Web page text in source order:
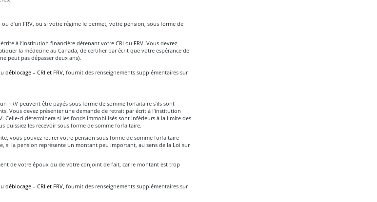
d’un FRV, ou si votre régime le permet, votre pension, sous forme de
à l’institution financière détenant votre CRI ou FRV. Vous devrez
la médecine au Canada, de certifier par écrit que votre espérance de
peut pas dépasser deux ans).
déblocage – CRI et FRV, fournit des renseignements supplémentaires sur
FRV peuvent être payés sous forme de somme forfaitaire s’ils sont
Vous devez présenter une demande de retrait par écrit à l’institution
Celle‑ci déterminera si les fonds immobilisés sont inférieurs à la limite des
puissiez les recevoir sous forme de somme forfaitaire.
vous pouvez retirer votre pension sous forme de somme forfaitaire
si la pension représente un montant peu important, au sens de la Loi sur
de votre époux ou de votre conjoint de fait, car le montant est trop
déblocage – CRI et FRV, fournit des renseignements supplémentaires sur